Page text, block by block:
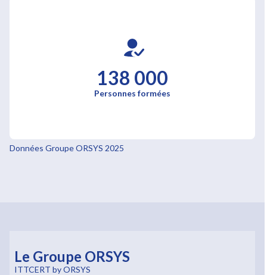
138 000
Personnes formées
Données Groupe ORSYS 2025
Le Groupe ORSYS
ITTCERT by ORSYS